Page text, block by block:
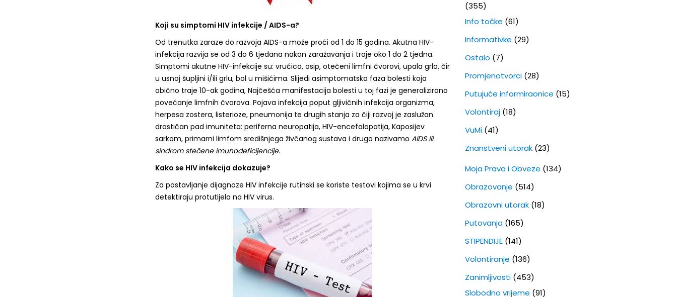
Koji su simptomi HIV infekcije / AIDS-a?
Od trenutka zaraze do razvoja AIDS-a može proći od 1 do 15 godina. Akutna HIV-
infekcija razvija se od 3 do 6 tjedana nakon zaražavanja i traje oko 1 do 2 tjedna.
Simptomi akutne HIV-infekcije su: vrućica, osip, otečeni limfni čvorovi, upala grla, čir
u usnoj šupljini i/ili grlu, bol u mišićima. Slijedi asimptomatska faza bolesti koja
obično traje 10-ak godina, Najčešća manifestacija bolesti u toj fazi je generalizirano
povećanje limfnih čvorova. Pojava infekcija poput gljivičnih infekcija organizma,
herpesa zostera, listerioze, pneumonija te drugih stanja za čiji razvoj je zaslužan
drastičan pad imuniteta: periferna neuropatija, HIV-encefalopatija, Kaposijev
sarkom, primarni limfom središnjega živčanog sustava i drugo nazivamo AIDS ili
sindrom stečene imunodeficijencije.
Kako se HIV infekcija dokazuje?
Za postavljanje dijagnoze HIV infekcije rutinski se koriste testovi kojima se u krvi
detektiraju protutijela na HIV virus.
(355)
Info točke (61)
Informativke (29)
Ostalo (7)
Promjenotvorci(28)
Putujuće informiraonice (15)
Volontiraj(18)
VuMi(41)
Znanstveni utorak(23)
Moja Prava i Obveze (134)
Obrazovanje (514)
Obrazovni utorak(18)
Putovanja(165)
STIPENDIJE(141)
Volontiranje (136)
Zanimljivosti(453)
Slobodno vrijeme (91)